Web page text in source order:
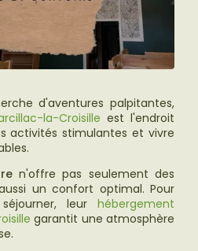
d'aventures palpitantes,
la-Croisille est l'endroit
activités stimulantes et vivre
n'offre pas seulement des
un confort optimal. Pour
leur hébergement
garantit une atmosphère